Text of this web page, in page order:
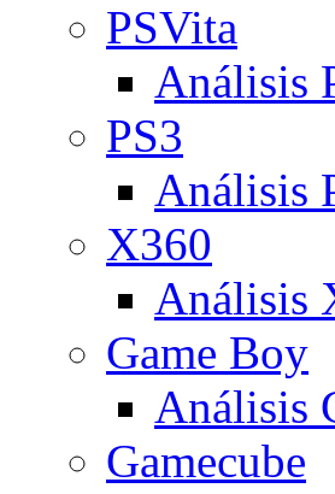
PSVita
Análisis
PS3
Análisis
X360
Análisis
Game Boy
Análisis
Gamecube